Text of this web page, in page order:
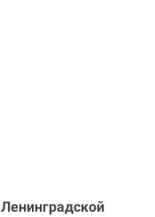
Ленинградской